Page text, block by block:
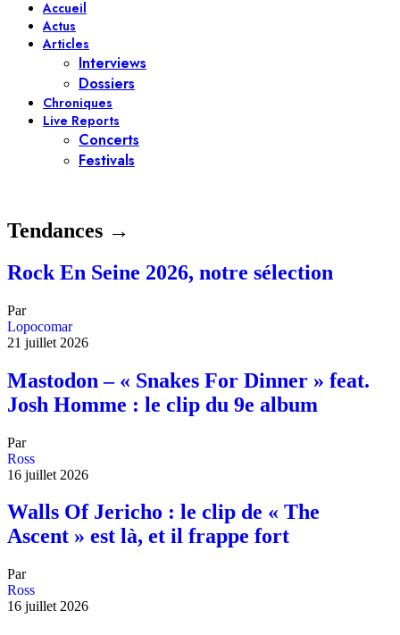
Accueil
Actus
Articles
Interviews
Dossiers
Chroniques
Live Reports
Concerts
Festivals
Tendances →
Rock En Seine 2026, notre sélection
Par
Lopocomar
21 juillet 2026
Mastodon – « Snakes For Dinner » feat.
Josh Homme : le clip du 9e album
Par
Ross
16 juillet 2026
Walls Of Jericho : le clip de « The
Ascent » est là, et il frappe fort
Par
Ross
16 juillet 2026